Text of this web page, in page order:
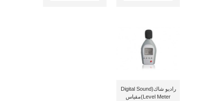
راديو شاك(Digital Sound
Level Meter)مقياس